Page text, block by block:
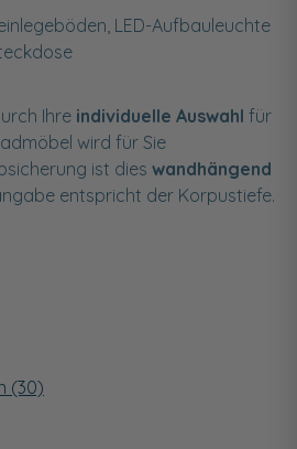
LED-Aufbauleuchte
Ihre individuelle Auswahl für
wird für Sie
ist dies wandhängend
entspricht der Korpustiefe.
(30)